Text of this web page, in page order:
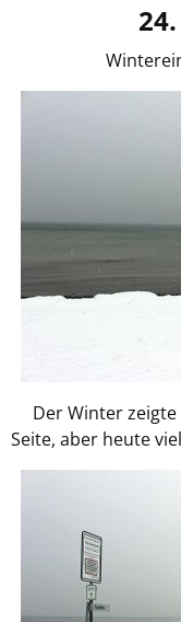
Der Winter
Seite, aber heute